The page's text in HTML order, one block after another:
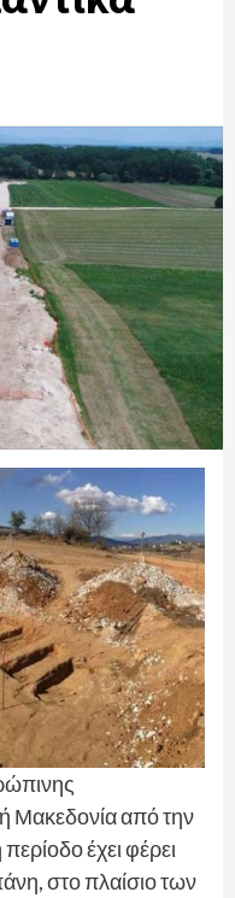
Μακεδονία από την
έχει φέρει
στο πλαίσιο των